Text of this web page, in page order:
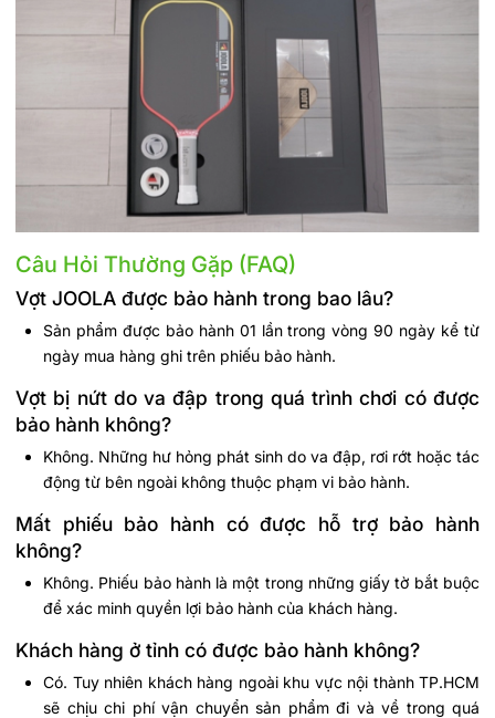
Câu Hỏi Thường Gặp (FAQ)
Vợt JOOLA được bảo hành trong bao lâu?
Sản phẩm được bảo hành 01 lần trong vòng 90 ngày kể từ
ngày mua hàng ghi trên phiếu bảo hành.
Vợt bị nứt do va đập trong quá trình chơi có được
bảo hành không?
Không. Những hư hỏng phát sinh do va đập, rơi rớt hoặc tác
động từ bên ngoài không thuộc phạm vi bảo hành.
Mất phiếu bảo hành có được hỗ trợ bảo hành
không?
Không. Phiếu bảo hành là một trong những giấy tờ bắt buộc
để xác minh quyền lợi bảo hành của khách hàng.
Khách hàng ở tỉnh có được bảo hành không?
Có. Tuy nhiên khách hàng ngoài khu vực nội thành TP.HCM
sẽ chịu chi phí vận chuyển sản phẩm đi và về trong quá